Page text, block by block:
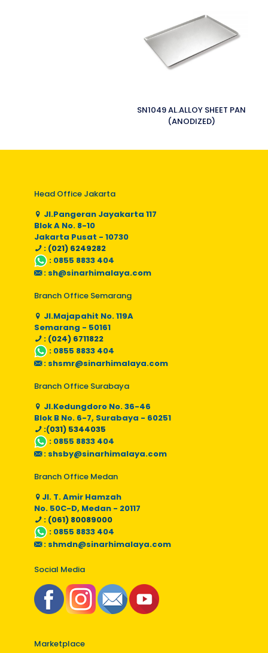
SN1049 AL.ALLOY SHEET PAN
(ANODIZED)
Head Office Jakarta
Jl.Pangeran Jayakarta 117
Blok A No. 8-10
Jakarta Pusat - 10730
: (021) 6249282
: 0855 8833 404
: sh@sinarhimalaya.com
Branch Office Semarang
Jl.Majapahit No. 119A
Semarang - 50161
: (024) 6711822
: 0855 8833 404
: shsmr@sinarhimalaya.com
Branch Office Surabaya
Jl.Kedungdoro No. 36-46
Blok B No. 6-7, Surabaya - 60251
:(031) 5344035
: 0855 8833 404
: shsby@sinarhimalaya.com
Branch Office Medan
Jl. T. Amir Hamzah
No. 50C-D, Medan - 20117
: (061) 80089000
: 0855 8833 404
: shmdn@sinarhimalaya.com
Social Media
Marketplace